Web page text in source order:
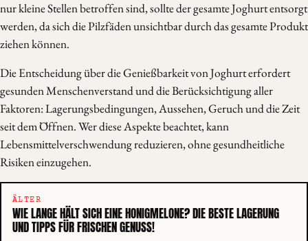
nur kleine Stellen betroffen sind, sollte der gesamte Joghurt entsorgt
werden, da sich die Pilzfäden unsichtbar durch das gesamte Produkt
ziehen können.
Die Entscheidung über die Genießbarkeit von Joghurt erfordert
gesunden Menschenverstand und die Berücksichtigung aller
Faktoren: Lagerungsbedingungen, Aussehen, Geruch und die Zeit
seit dem Öffnen. Wer diese Aspekte beachtet, kann
Lebensmittelverschwendung reduzieren, ohne gesundheitliche
Risiken einzugehen.
ÄLTER
WIE LANGE HÄLT SICH EINE HONIGMELONE? DIE BESTE LAGERUNG
UND TIPPS FÜR FRISCHEN GENUSS!